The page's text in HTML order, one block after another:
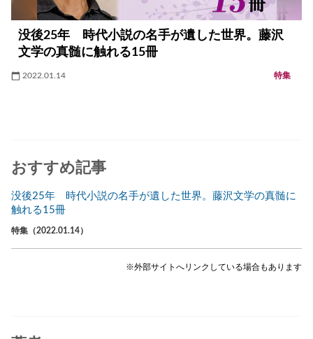
没後25年 時代小説の名手が遺した世界。藤沢
文学の真髄に触れる15冊
2022.01.14 特集
おすすめ記事
没後25年 時代小説の名手が遺した世界。藤沢文学の真髄に
触れる15冊
特集（2022.01.14）
※外部サイトへリンクしている場合もあります